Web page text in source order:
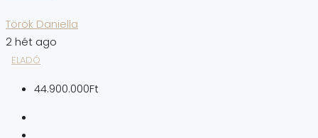
Török Daniella
2 hét ago
ELADÓ
44.900.000Ft